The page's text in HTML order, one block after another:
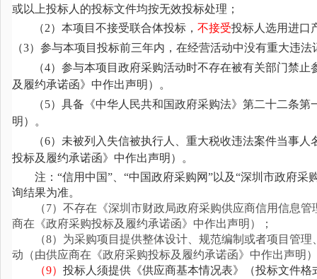
或以上投标人的投标文件均按无效投标处理；
（2）本项目不接受联合体投标， 不接受投标人选用进口
（3）参与本项目投标前三年内，在经营活动中没有重大违
（4）参与本项目政府采购活动时不存在被有关部门禁
及履约承诺函》中作出声明）。
（5）具备《中华人民共和国政府采购法》第二十二条
明）。
（6）未被列入失信被执行人、重大税收违法案件当事
投标及履约承诺函》中作出声明）。
注： “信用中国”、“中国政府采购网”以及“深圳市政府
询结果为准。
（7） 不存在《深圳市财政局政府采购供应商信用信息管
商在《政府采购投标及履约承诺函》中作出声明）；
（8） 为采购项目提供整体设计、规范编制或者项目管
动（由供应商在《政府采购投标及履约承诺函》中作出声明
（9） 投标人须提供《供应商基本情况表》（投标文件格